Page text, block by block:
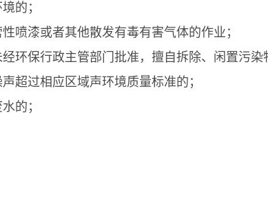
的；
喷漆或者其他散发有毒有害气体的作业；
环保行政主管部门批准，擅自拆除、闲置污染
超过相应区域声环境质量标准的；
的；